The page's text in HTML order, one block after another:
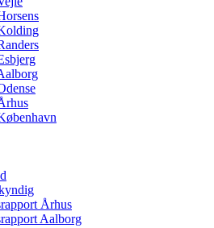
Århus
Aalborg